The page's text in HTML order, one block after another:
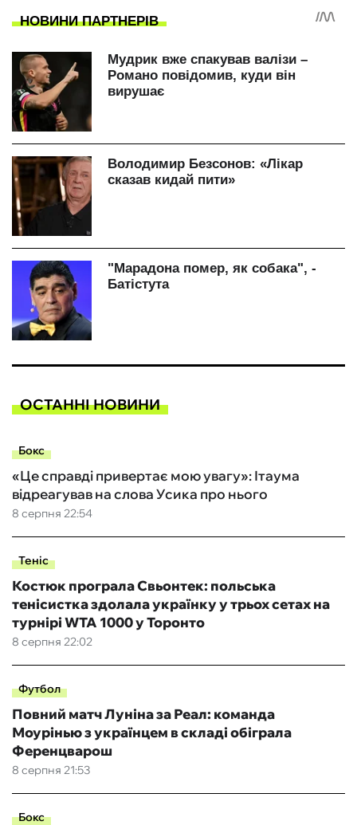
ОСТАННІ НОВИНИ
Бокс
8 серпня 22:54
«Це справді привертає мою увагу»: Ітаума
відреагував на слова Усика про нього
Теніс
8 серпня 22:02
Костюк програла Свьонтек: польська
тенісистка здолала українку у трьох сетах на
турнірі WTA 1000 у Торонто
Футбол
8 серпня 21:53
Повний матч Луніна за Реал: команда
Моурінью з українцем в складі обіграла
Ференцварош
Бокс